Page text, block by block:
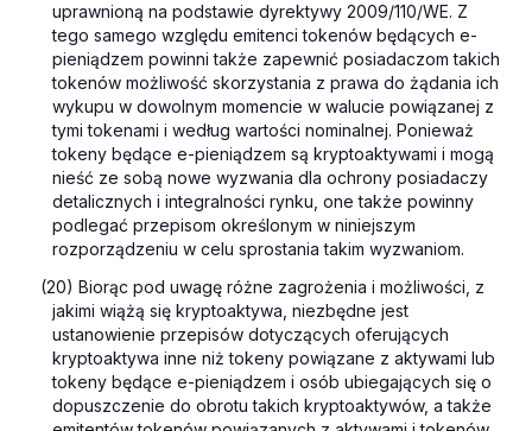
uprawnioną na podstawie dyrektywy 2009/110/WE. Z
tego samego względu emitenci tokenów będących e-
pieniądzem powinni także zapewnić posiadaczom takich
tokenów możliwość skorzystania z prawa do żądania ich
wykupu w dowolnym momencie w walucie powiązanej z
tymi tokenami i według wartości nominalnej. Ponieważ
tokeny będące e-pieniądzem są kryptoaktywami i mogą
nieść ze sobą nowe wyzwania dla ochrony posiadaczy
detalicznych i integralności rynku, one także powinny
podlegać przepisom określonym w niniejszym
rozporządzeniu w celu sprostania takim wyzwaniom.
(20) Biorąc pod uwagę różne zagrożenia i możliwości, z
jakimi wiążą się kryptoaktywa, niezbędne jest
ustanowienie przepisów dotyczących oferujących
kryptoaktywa inne niż tokeny powiązane z aktywami lub
tokeny będące e-pieniądzem i osób ubiegających się o
dopuszczenie do obrotu takich kryptoaktywów, a także